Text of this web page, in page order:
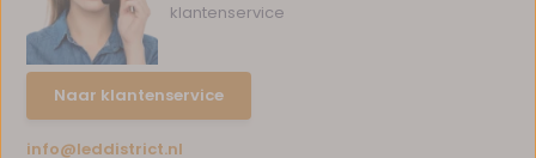
klantenservice
Naar klantenservice
info@leddistrict.nl